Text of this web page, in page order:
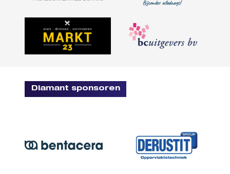
Diamant sponsoren